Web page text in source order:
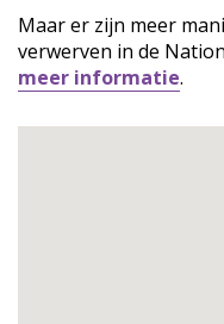
Maar er zijn meer
verwerven in de
meer informatie.